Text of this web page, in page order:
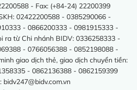
- Fax: (+84-24) 22200399
02422200588 - 0385290066 -
- 0866200333 - 0981915333 -
ra từ Chi nhánh BIDV: 0336258333 -
- 0766056388 - 0852198088 -
giao dịch thẻ, giao dịch chuyển tiền:
- 0862136388 - 0862159399
bidv247@bidv.com.vn